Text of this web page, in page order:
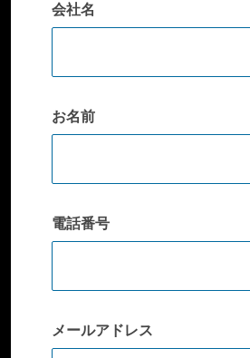
会社名
お名前
電話番号
メールアドレス